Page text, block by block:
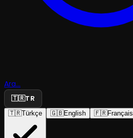
Ara...
🇹🇷TR
🇹🇷Türkçe 🇬🇧English 🇫🇷Français